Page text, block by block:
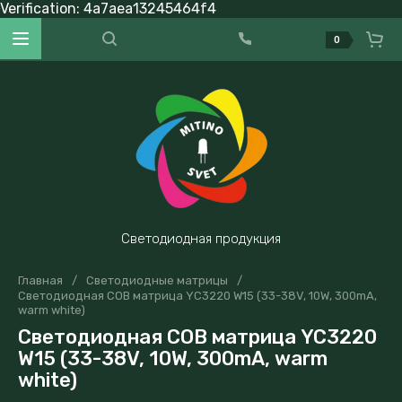
Verification: 4a7aea13245464f4
Светодиодная продукция
0
Главная / Светодиодные матрицы
/
Светодиодная COB матрица YC3220 W15 (33-38V, 10W, 300mA,
warm white)
Светодиодная COB матрица YC3220
W15 (33-38V, 10W, 300mA, warm
white)